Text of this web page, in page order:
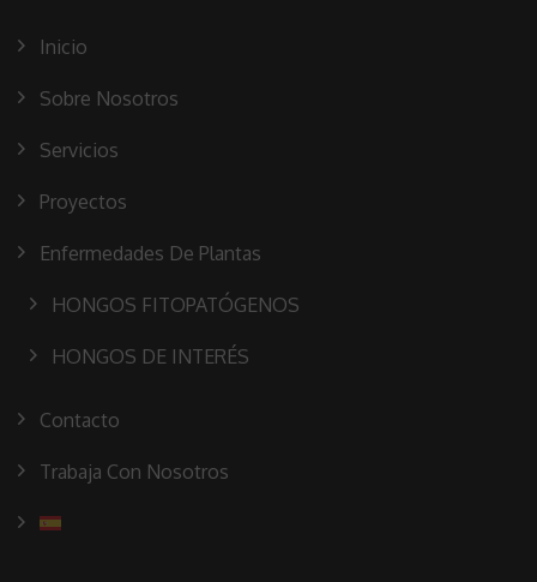
Inicio
Sobre Nosotros
Servicios
Proyectos
Enfermedades De Plantas
HONGOS FITOPATÓGENOS
HONGOS DE INTERÉS
Contacto
Trabaja Con Nosotros